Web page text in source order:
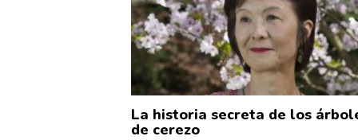
La historia secreta de los
de cerezo